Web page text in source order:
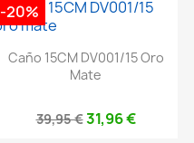
Caño 15CM DV001/15 Oro
Mate
39,95 €31,96 €
-20%